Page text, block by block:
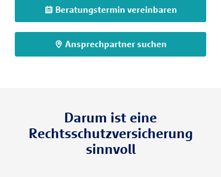
Beratungstermin vereinbaren
Ansprechpartner suchen
Darum ist eine
Rechtsschutzversicherung
sinnvoll